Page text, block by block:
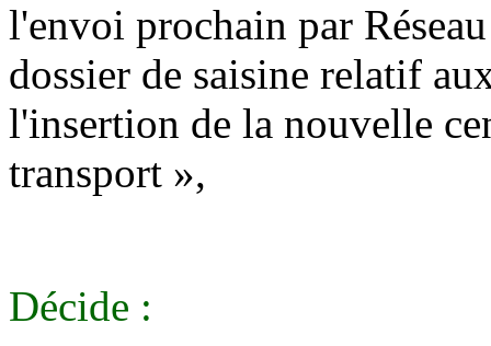
l'envoi prochain par
dossier de saisine relatif
l'insertion de la nouvelle
transport »,
Décide :